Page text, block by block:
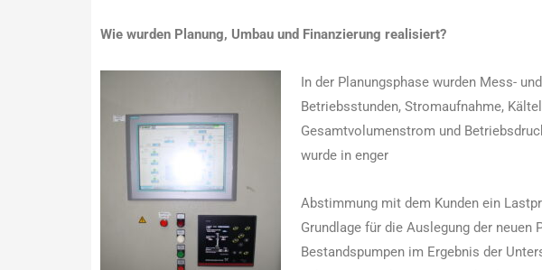
Wie wurden Planung, Umbau und Finanzierung realisiert?
In der Planungsphase wurden Mess-
Betriebsstunden, Stromaufnahme,
Gesamtvolumenstrom und
wurde in enger
Abstimmung mit dem Kunden ein
Grundlage für die Auslegung der neuen
Bestandspumpen im Ergebnis der